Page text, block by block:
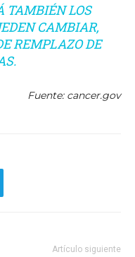
TAMBIÉN LOS
CAMBIAR,
REMPLAZO DE
Fuente: cancer.gov
Artículo siguiente